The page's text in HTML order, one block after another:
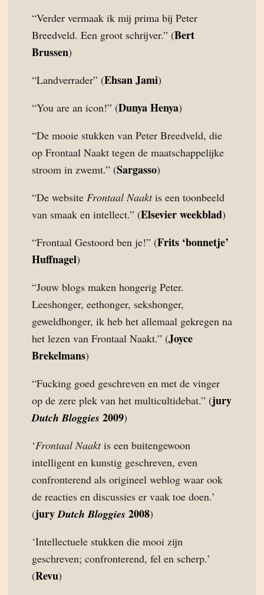
“Verder vermaak ik mij prima bij Peter
Breedveld. Een groot schrijver.” (Bert
Brussen)
“Landverrader” (Ehsan Jami)
“You are an icon!” (Dunya Henya)
“De mooie stukken van Peter Breedveld, die
op Frontaal Naakt tegen de maatschappelijke
stroom in zwemt.” (Sargasso)
“De website Frontaal Naaktis een toonbeeld
van smaak en intellect.” (Elsevier weekblad)
“Frontaal Gestoord ben je!” (Frits ‘bonnetje’
Huffnagel)
“Jouw blogs maken hongerig Peter.
Leeshonger, eethonger, sekshonger,
geweldhonger, ik heb het allemaal gekregen na
het lezen van Frontaal Naakt.” (Joyce
Brekelmans)
“Fucking goed geschreven en met de vinger
op de zere plek van het multicultidebat.” (jury
Dutch Bloggies 2009)
‘Frontaal Naaktis een buitengewoon
intelligent en kunstig geschreven, even
confronterend als origineel weblog waar ook
de reacties en discussies er vaak toe doen.’
(juryDutch Bloggies 2008)
‘Intellectuele stukken die mooi zijn
geschreven; confronterend, fel en scherp.’
(Revu)